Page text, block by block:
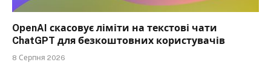
OpenAI скасовує ліміти на текстові чати
ChatGPT для безкоштовних користувачів
8 Серпня 2026